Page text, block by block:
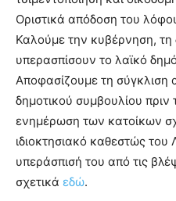
Οριστικά απόδοση του
Καλούμε την κυβέρνηση,
υπερασπίσουν το λαϊκό
Αποφασίζουμε τη σύγκλιση
δημοτικού συμβουλίου πριν
ενημέρωση των κατοίκων
ιδιοκτησιακό καθεστώς
υπεράσπισή του από τις
σχετικά εδώ.